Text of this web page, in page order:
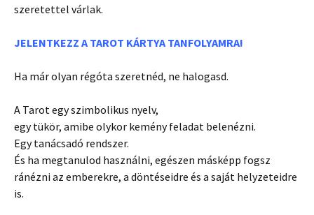
szeretettel várlak.
JELENTKEZZ A TAROT KÁRTYA TANFOLYAMRA!
Ha már olyan régóta szeretnéd, ne halogasd.
A Tarot egy szimbolikus nyelv,
egy tükör, amibe olykor kemény feladat belenézni.
Egy tanácsadó rendszer.
És ha megtanulod használni, egészen másképp fogsz
ránézni az emberekre, a döntéseidre és a saját helyzeteidre
is.